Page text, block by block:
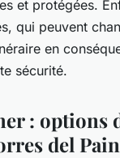
et protégées.
qui peuvent
en
sécurité.
: options
del